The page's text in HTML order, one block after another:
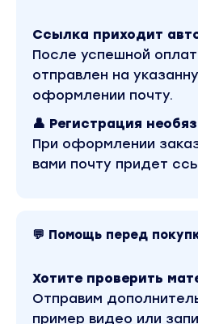
Ссылка приходит
После успешной
отправлен на
оформлении почту.
👤 Регистрация
При оформлении
вами почту придет
💬 Помощь перед
Хотите проверить
Отправим
пример видео или